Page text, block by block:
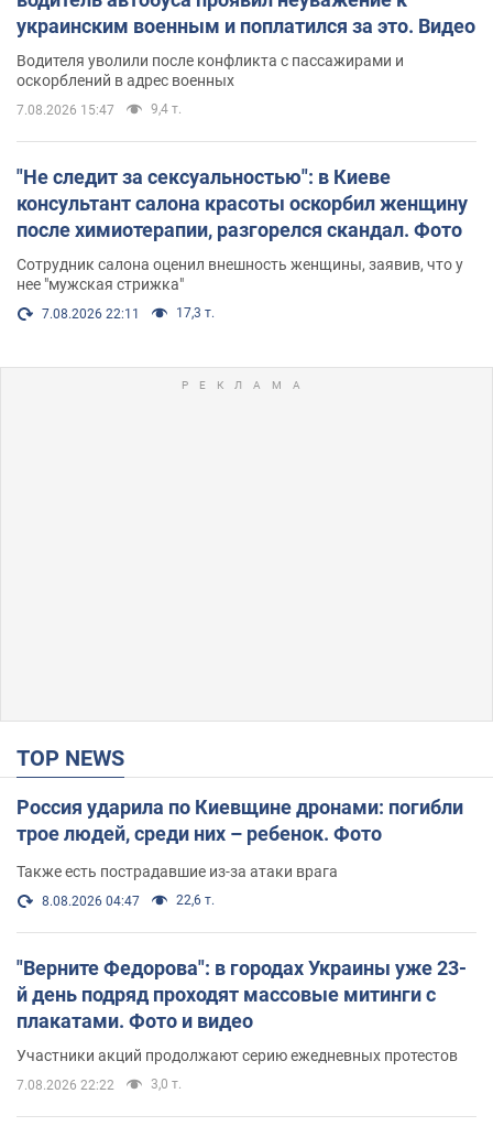
украинским военным и поплатился за это. Видео
Водителя уволили после конфликта с пассажирами и
оскорблений в адрес военных
7.08.2026 15:47 9,4 т.
"Не следит за сексуальностью": в Киеве
консультант салона красоты оскорбил женщину
после химиотерапии, разгорелся скандал. Фото
Сотрудник салона оценил внешность женщины, заявив, что у
нее "мужская стрижка"
7.08.2026 22:11 17,3 т.
TOP NEWS
Россия ударила по Киевщине дронами: погибли
трое людей, среди них – ребенок. Фото
Также есть пострадавшие из-за атаки врага
8.08.2026 04:47 22,6 т.
"Верните Федорова": в городах Украины уже 23-
й день подряд проходят массовые митинги с
плакатами. Фото и видео
Участники акций продолжают серию ежедневных протестов
7.08.2026 22:22 3,0 т.